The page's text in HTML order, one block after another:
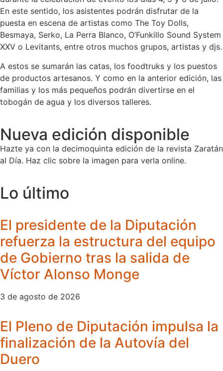
En este sentido, los asistentes podrán disfrutar de la
puesta en escena de artistas como The Toy Dolls,
Besmaya, Serko, La Perra Blanco, O’Funkillo Sound System
XXV o Levitants, entre otros muchos grupos, artistas y djs.
A estos se sumarán las catas, los foodtruks y los puestos
de productos artesanos. Y como en la anterior edición, las
familias y los más pequeños podrán divertirse en el
tobogán de agua y los diversos talleres.
Nueva edición disponible
Hazte ya con la decimoquinta edición de la revista Zaratán
al Día. Haz clic sobre la imagen para verla online.
Lo último
El presidente de la Diputación
refuerza la estructura del equipo
de Gobierno tras la salida de
Víctor Alonso Monge
3 de agosto de 2026
El Pleno de Diputación impulsa la
finalización de la Autovía del
Duero